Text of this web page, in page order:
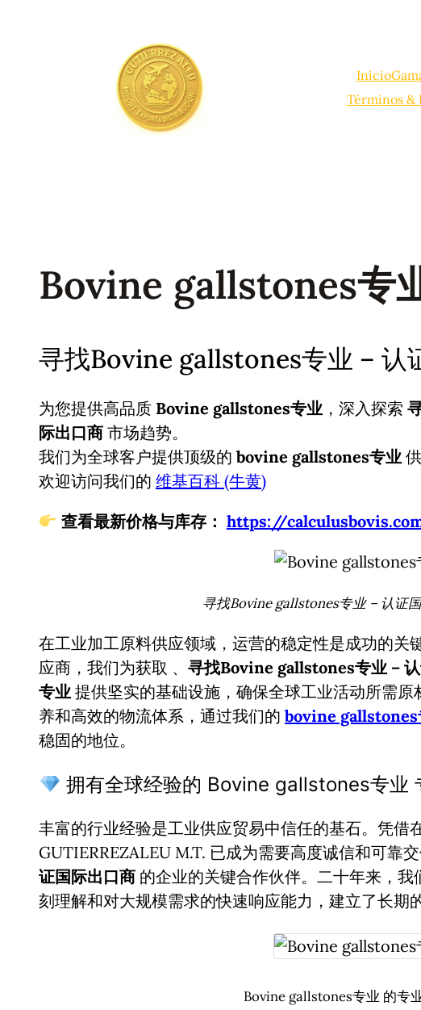
Inicio
Términos &
Bovine gallstones专
寻找Bovine gallstones专业 – 认
为您提供高品质 Bovine gallstones专业 ，深入探索
际出口商 市场趋势。
我们为全球客户提供顶级的 bovine gallstones专业
欢迎访问我们的 维基百科 (牛黄)
查看最新价格与库存： https://
寻找Bovine gallstones专业 – 认证
在工业加工原料供应领域，运营的稳定性是成功的关
应商，我们为获取 、 寻找Bovine gallstones专业 –
专业 提供坚实的基础设施，确保全球工业活动所需
养和高效的物流体系，通过我们的 bovine gallstones
稳固的地位。
拥有全球经验的 Bovine gallstones专业
丰富的行业经验是工业供应贸易中信任的基石。凭借
GUTIERREZALEU M.T. 已成为需要高度诚信和可靠
证国际出口商 的企业的关键合作伙伴。二十年来，
刻理解和对大规模需求的快速响应能力，建立了长期
Bovine gallstones专业 的专